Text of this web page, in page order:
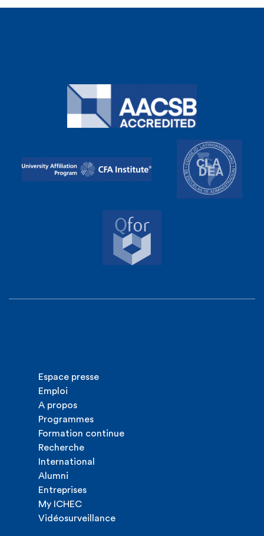
Espace presse
Emploi
A propos
Programmes
Formation continue
Recherche
International
Alumni
Entreprises
My ICHEC
Vidéosurveillance